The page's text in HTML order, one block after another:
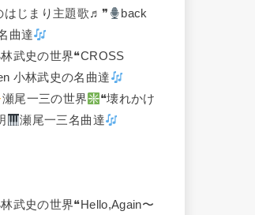
はじまり主題歌♬❞
back
曲達
武史の世界❝CROSS
小林武史の名曲達
瀬尾一三の世界
❝壊れかけ
瀬尾一三名曲達
武史の世界❝Hello,Again〜